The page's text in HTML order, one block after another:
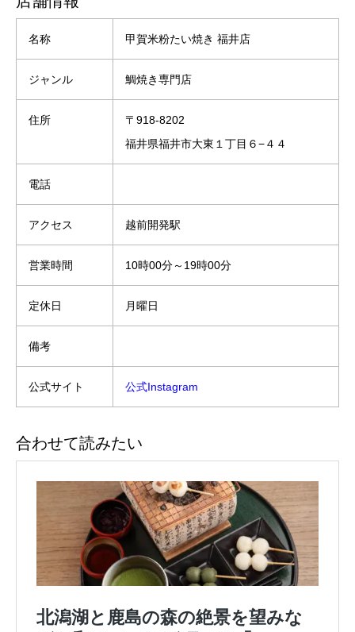
名称 甲賀米粉たい焼き 福井店
ジャンル 鯛焼き専門店
住所
〒918-8202
福井県福井市大東１丁目６−４４
電話
アクセス 越前開発駅
営業時間 10時00分～19時00分
定休日 月曜日
備考
公式サイト 公式Instagram
合わせて読みたい